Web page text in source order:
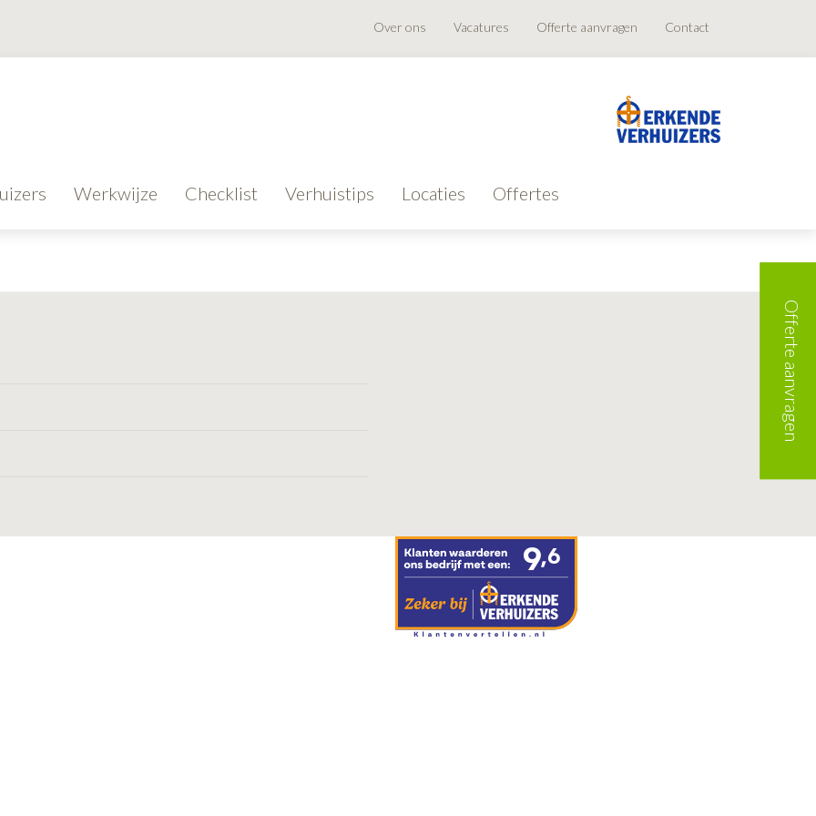
Contact
Offerte aanvragen
Vacatures
Over ons
Werkwijze Checklist Verhuistips Locaties Offertes
Offerte aanvragen